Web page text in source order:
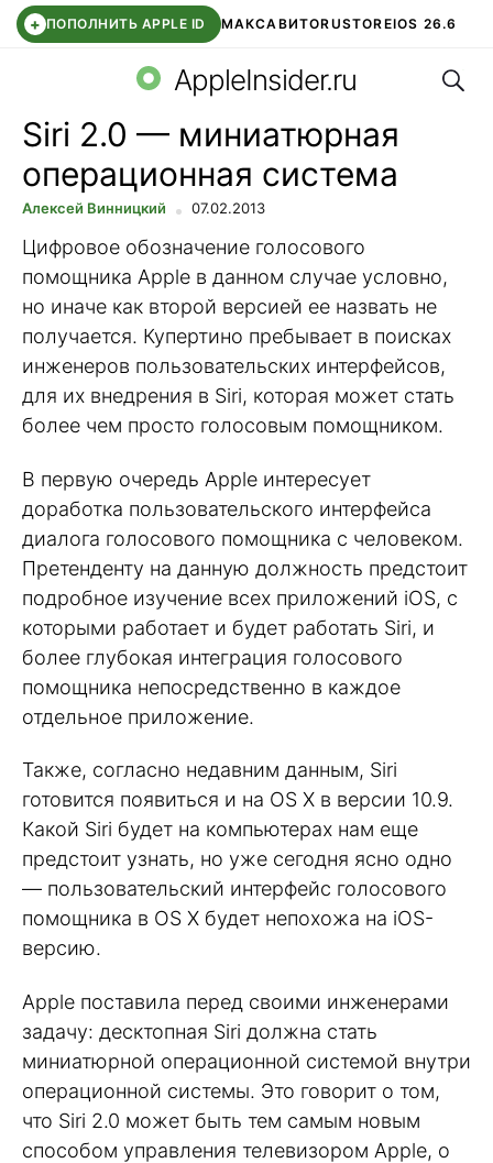
+ ПОПОЛНИТЬ APPLE ID МАКСАВИТОRUSTOREIOS 26.6
СБЕР КИДС ВТБ ОНЛАЙН ЧАТ В ROBLOX
AppleInsider.ru
Siri 2.0 — миниатюрная
операционная система
Алексей Винницкий 07.02.2013
Цифровое обозначение голосового
помощника Apple в данном случае условно,
но иначе как второй версией ее назвать не
получается. Купертино пребывает в поисках
инженеров пользовательских интерфейсов,
для их внедрения в Siri, которая может стать
более чем просто голосовым помощником.
В первую очередь Apple интересует
доработка пользовательского интерфейса
диалога голосового помощника с человеком.
Претенденту на данную должность предстоит
подробное изучение всех приложений iOS, с
которыми работает и будет работать Siri, и
более глубокая интеграция голосового
помощника непосредственно в каждое
отдельное приложение.
Также, согласно недавним данным, Siri
готовится появиться и на OS X в версии 10.9.
Какой Siri будет на компьютерах нам еще
предстоит узнать, но уже сегодня ясно одно
— пользовательский интерфейс голосового
помощника в OS X будет непохожа на iOS-
версию.
Apple поставила перед своими инженерами
задачу: десктопная Siri должна стать
миниатюрной операционной системой внутри
операционной системы. Это говорит о том,
что Siri 2.0 может быть тем самым новым
способом управления телевизором Apple, о